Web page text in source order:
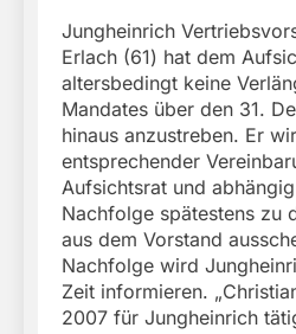
Jungheinrich
Erlach (61) hat dem
altersbedingt keine
Mandates über den 31.
hinaus anzustreben. Er
entsprechender
Aufsichtsrat und
Nachfolge spätestens zu
aus dem Vorstand
Nachfolge wird
Zeit informieren.
2007 für Jungheinrich